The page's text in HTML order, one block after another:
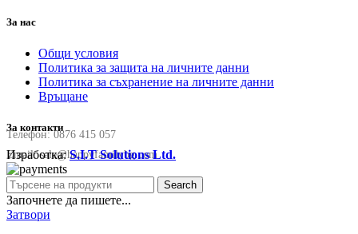
За нас
Общи условия
Политика за защита на личните данни
Политика за съхранение на личните данни
Връщане
За контакти
Телефон:0876 415 057
Email:sale@happyfamilybg.com
Изработка:S.I.T Solutions Ltd.
Search
Започнете да пишете...
Затвори